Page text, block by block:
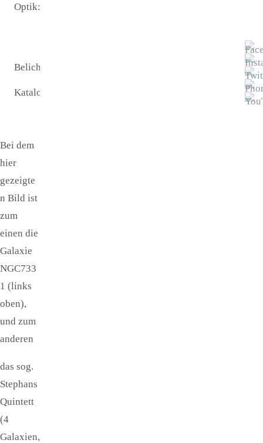
Optik:
Belichtungszeit:
Katalogname:
Bei dem
hier
gezeigte
n Bild ist
zum
einen die
Galaxie
NGC733
1 (links
oben),
und zum
anderen
das sog.
Stephans
Quintett
(4
Galaxien,